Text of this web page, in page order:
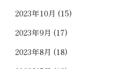
2023年10月 (15)
2023年9月 (17)
2023年8月 (18)